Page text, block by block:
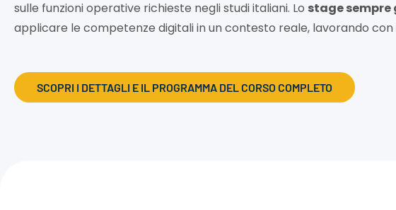
sulle funzioni operative richieste negli studi italiani. Lo stage
applicare le competenze digitali in un contesto reale, lavorando
SCOPRI I DETTAGLI E IL PROGRAMMA DEL CORSO COMPLETO